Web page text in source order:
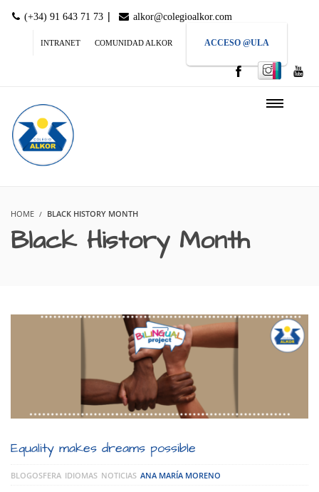
(+34) 91 643 71 73 | alkor@colegioalkor.com
INTRANET COMUNIDAD ALKOR ACCESO @ULA
HOME BLACK HISTORY MONTH
Black History Month
Equality makes dreams possible
BLOGOSFERA IDIOMAS NOTICIAS ANA MARÍA MORENO